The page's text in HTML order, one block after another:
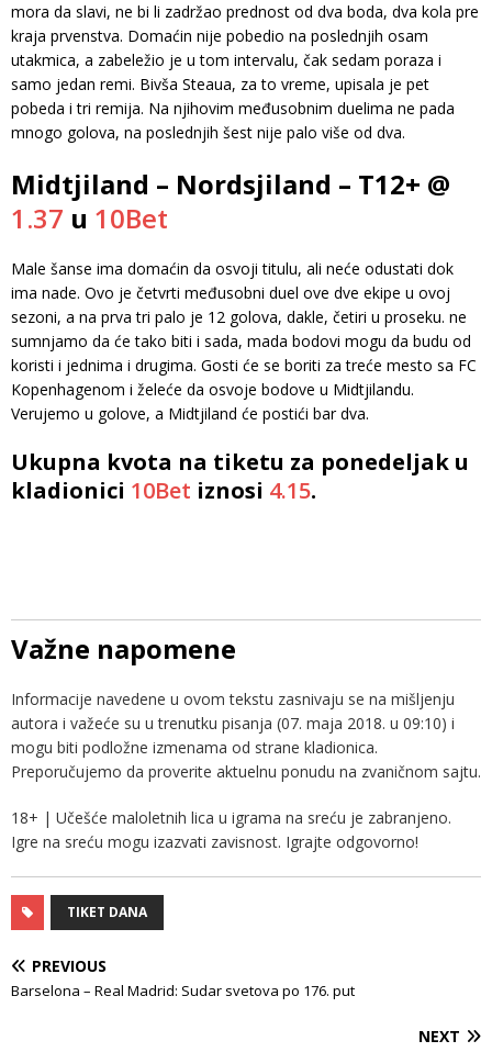
mora da slavi, ne bi li zadržao prednost od dva boda, dva kola pre
kraja prvenstva. Domaćin nije pobedio na poslednjih osam
utakmica, a zabeležio je u tom intervalu, čak sedam poraza i
samo jedan remi. Bivša Steaua, za to vreme, upisala je pet
pobeda i tri remija. Na njihovim međusobnim duelima ne pada
mnogo golova, na poslednjih šest nije palo više od dva.
Midtjiland – Nordsjiland – T12+ @
1.37 u 10Bet
Male šanse ima domaćin da osvoji titulu, ali neće odustati dok
ima nade. Ovo je četvrti međusobni duel ove dve ekipe u ovoj
sezoni, a na prva tri palo je 12 golova, dakle, četiri u proseku. ne
sumnjamo da će tako biti i sada, mada bodovi mogu da budu od
koristi i jednima i drugima. Gosti će se boriti za treće mesto sa FC
Kopenhagenom i želeće da osvoje bodove u Midtjilandu.
Verujemo u golove, a Midtjiland će postići bar dva.
Ukupna kvota na tiketu za ponedeljak u
kladionici 10Bet iznosi 4.15.
Važne napomene
Informacije navedene u ovom tekstu zasnivaju se na mišljenju
autora i važeće su u trenutku pisanja (07. maja 2018. u 09:10) i
mogu biti podložne izmenama od strane kladionica.
Preporučujemo da proverite aktuelnu ponudu na zvaničnom sajtu.
18+ | Učešće maloletnih lica u igrama na sreću je zabranjeno.
Igre na sreću mogu izazvati zavisnost. Igrajte odgovorno!
TIKET DANA
PREVIOUS
Barselona – Real Madrid: Sudar svetova po 176. put
NEXT